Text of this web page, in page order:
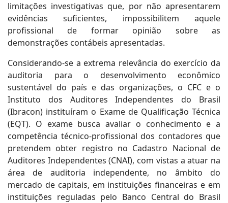
limitações investigativas que, por não apresentarem
evidências suficientes, impossibilitem aquele
profissional de formar opinião sobre as
demonstrações contábeis apresentadas.
Considerando-se a extrema relevância do exercício da
auditoria para o desenvolvimento econômico
sustentável do país e das organizações, o CFC e o
Instituto dos Auditores Independentes do Brasil
(Ibracon) instituíram o Exame de Qualificação Técnica
(EQT). O exame busca avaliar o conhecimento e a
competência técnico-profissional dos contadores que
pretendem obter registro no Cadastro Nacional de
Auditores Independentes (CNAI), com vistas a atuar na
área de auditoria independente, no âmbito do
mercado de capitais, em instituições financeiras e em
instituições reguladas pelo Banco Central do Brasil